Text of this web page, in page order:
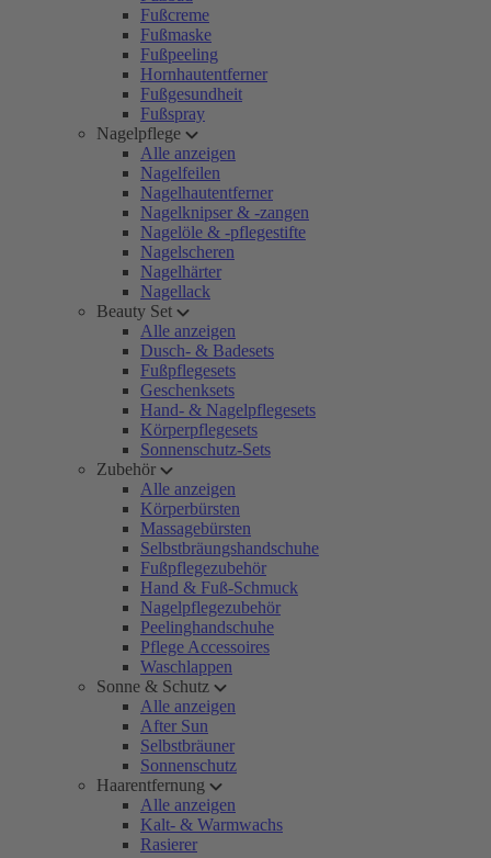
Fußcreme
Fußmaske
Fußpeeling
Hornhautentferner
Fußgesundheit
Fußspray
Nagelpflege
Alle anzeigen
Nagelfeilen
Nagelhautentferner
Nagelknipser & -zangen
Nagelöle & -pflegestifte
Nagelscheren
Nagelhärter
Nagellack
Beauty Set
Alle anzeigen
Dusch- & Badesets
Fußpflegesets
Geschenksets
Hand- & Nagelpflegesets
Körperpflegesets
Sonnenschutz-Sets
Zubehör
Alle anzeigen
Körperbürsten
Massagebürsten
Selbstbräungshandschuhe
Fußpflegezubehör
Hand & Fuß-Schmuck
Nagelpflegezubehör
Peelinghandschuhe
Pflege Accessoires
Waschlappen
Sonne & Schutz
Alle anzeigen
After Sun
Selbstbräuner
Sonnenschutz
Haarentfernung
Alle anzeigen
Kalt- & Warmwachs
Rasierer